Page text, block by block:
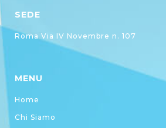
SEDE
Roma Via IV Novembre n. 107
MENU
Home
Chi Siamo